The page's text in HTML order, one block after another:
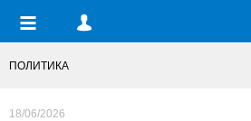
ПОЛИТИКА
18/06/2026